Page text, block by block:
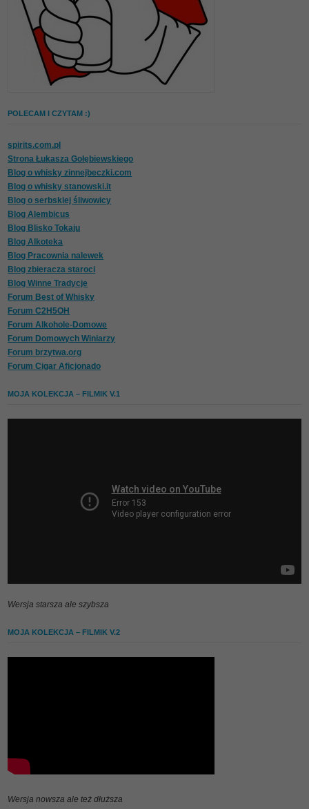
POLECAM I CZYTAM :)
spirits.com.pl
Strona Łukasza Gołębiewskiego
Blog o whisky zinnejbeczki.com
Blog o whisky stanowski.it
Blog o serbskiej śliwowicy
Blog Alembicus
Blog Blisko Tokaju
Blog Alkoteka
Blog Pracownia nalewek
Blog zbieracza staroci
Blog Winne Tradycje
Forum Best of Whisky
Forum C2H5OH
Forum Alkohole-Domowe
Forum Domowych Winiarzy
Forum brzytwa.org
Forum Cigar Aficjonado
MOJA KOLEKCJA – FILMIK V.1
Wersja starsza ale szybsza
MOJA KOLEKCJA – FILMIK V.2
Wersja nowsza ale też dłuższa